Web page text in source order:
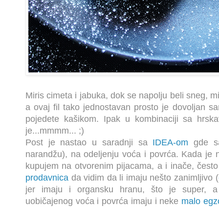
Miris cimeta i jabuka, dok se napolju beli sneg,
a ovaj fil tako jednostavan prosto je dovoljan
pojedete kašikom. Ipak u kombinaciji sa
je...mmmm... ;)
Post je nastao u saradnji sa IDEA-om gde
narandžu), na odeljenju voća i povrća. Kada je
kupujem na otvorenim pijacama, a i inače,
prodavnica da vidim da li imaju nešto zanimljivo (
jer imaju i organsku hranu, što je super,
uobičajenog voća i povrća imaju i neke malo